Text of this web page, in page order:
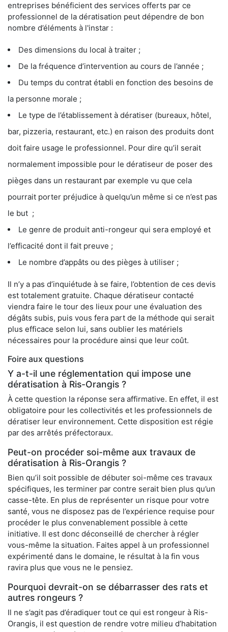
entreprises bénéficient des services offerts par ce
professionnel de la dératisation peut dépendre de bon
nombre d’éléments à l'instar :
Des dimensions du local à traiter ;
De la fréquence d’intervention au cours de l’année ;
Du temps du contrat établi en fonction des besoins de
la personne morale ;
Le type de l’établissement à dératiser (bureaux, hôtel,
bar, pizzeria, restaurant, etc.) en raison des produits dont
doit faire usage le professionnel. Pour dire qu’il serait
normalement impossible pour le dératiseur de poser des
pièges dans un restaurant par exemple vu que cela
pourrait porter préjudice à quelqu’un même si ce n’est pas
le but ;
Le genre de produit anti-rongeur qui sera employé et
l’efficacité dont il fait preuve ;
Le nombre d’appâts ou des pièges à utiliser ;
Il n’y a pas d’inquiétude à se faire, l’obtention de ces devis
est totalement gratuite. Chaque dératiseur contacté
viendra faire le tour des lieux pour une évaluation des
dégâts subis, puis vous fera part de la méthode qui serait
plus efficace selon lui, sans oublier les matériels
nécessaires pour la procédure ainsi que leur coût.
Foire aux questions
Y a-t-il une réglementation qui impose une
dératisation à Ris-Orangis ?
À cette question la réponse sera affirmative. En effet, il est
obligatoire pour les collectivités et les professionnels de
dératiser leur environnement. Cette disposition est régie
par des arrêtés préfectoraux.
Peut-on procéder soi-même aux travaux de
dératisation à Ris-Orangis ?
Bien qu’il soit possible de débuter soi-même ces travaux
spécifiques, les terminer par contre serait bien plus qu’un
casse-tête. En plus de représenter un risque pour votre
santé, vous ne disposez pas de l’expérience requise pour
procéder le plus convenablement possible à cette
initiative. Il est donc déconseillé de chercher à régler
vous-même la situation. Faites appel à un professionnel
expérimenté dans le domaine, le résultat à la fin vous
ravira plus que vous ne le pensiez.
Pourquoi devrait-on se débarrasser des rats et
autres rongeurs ?
Il ne s’agit pas d’éradiquer tout ce qui est rongeur à Ris-
Orangis, il est question de rendre votre milieu d’habitation